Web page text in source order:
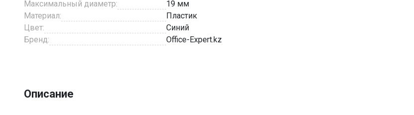
Максимальный диаметр:
19 мм
Материал:
Пластик
Цвет:
Синий
Бренд:
Office-Expert.kz
Описание